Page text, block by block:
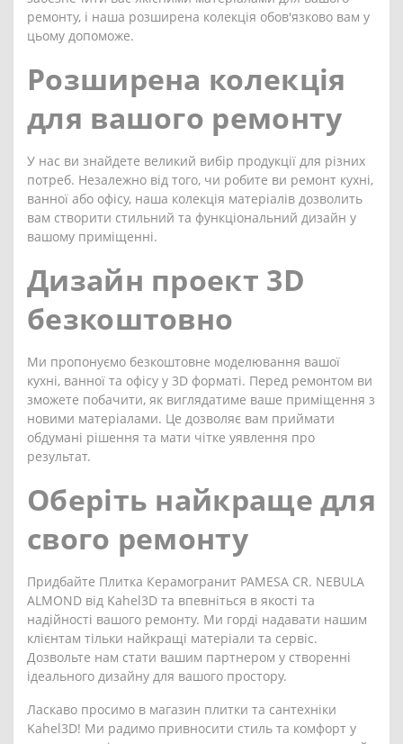
ремонту, і наша розширена колекція обов'язково вам у
цьому допоможе.
Розширена колекція
для вашого ремонту
У нас ви знайдете великий вибір продукції для різних
потреб. Незалежно від того, чи робите ви ремонт кухні,
ванної або офісу, наша колекція матеріалів дозволить
вам створити стильний та функціональний дизайн у
вашому приміщенні.
Дизайн проект 3D
безкоштовно
Ми пропонуємо безкоштовне моделювання вашої
кухні, ванної та офісу у 3D форматі. Перед ремонтом ви
зможете побачити, як виглядатиме ваше приміщення з
новими матеріалами. Це дозволяє вам приймати
обдумані рішення та мати чітке уявлення про
результат.
Оберіть найкраще для
свого ремонту
Придбайте Плитка Керамогранит PAMESA CR. NEBULA
ALMOND від Kahel3D та впевніться в якості та
надійності вашого ремонту. Ми горді надавати нашим
клієнтам тільки найкращі матеріали та сервіс.
Дозвольте нам стати вашим партнером у створенні
ідеального дизайну для вашого простору.
Ласкаво просимо в магазин плитки та сантехніки
Kahel3D! Ми радимо привносити стиль та комфорт у